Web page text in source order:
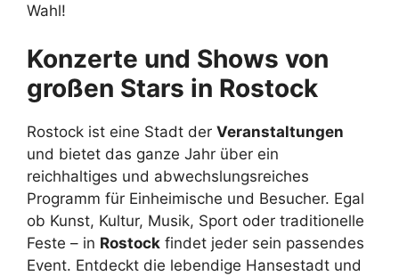
Wahl!
Konzerte und Shows von
großen Stars in Rostock
Rostock ist eine Stadt der Veranstaltungen
und bietet das ganze Jahr über ein
reichhaltiges und abwechslungsreiches
Programm für Einheimische und Besucher. Egal
ob Kunst, Kultur, Musik, Sport oder traditionelle
Feste – in Rostock findet jeder sein passendes
Event. Entdeckt die lebendige Hansestadt und